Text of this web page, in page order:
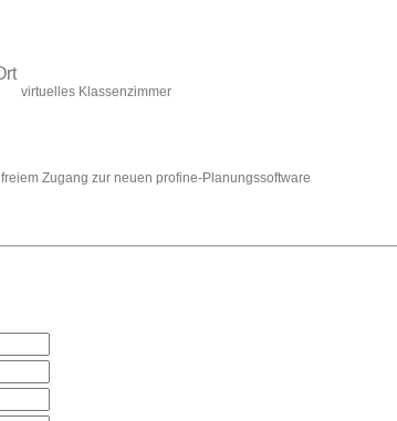
virtuelles Klassenzimmer
Zugang zur neuen profine-Planungssoftware